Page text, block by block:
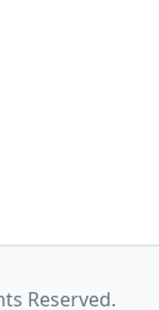
Reserved.